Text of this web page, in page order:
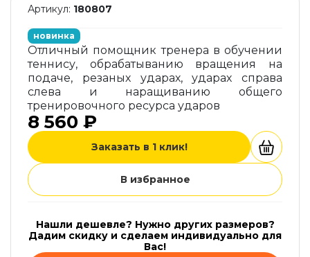
Артикул: 180807
новинка
Отличный помощник тренера в обучении
теннису, обрабатыванию вращения на
подаче, резаных ударах, ударах справа
слева и наращиванию общего
тренировочного ресурса ударов
8 560 ₽
Заказать в 1 клик!
В избранное
Нашли дешевле? Нужно других размеров?
Дадим скидку и сделаем индивидуально для
Вас!